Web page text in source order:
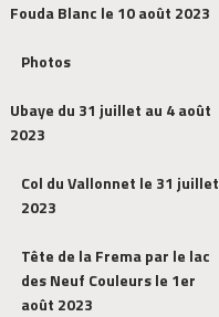
Fouda Blanc le 10 août 2023
Photos
Ubaye du 31 juillet au 4 août
2023
Col du Vallonnet le 31 juillet
2023
Tête de la Frema par le lac
des Neuf Couleurs le 1er
août 2023